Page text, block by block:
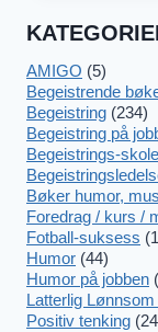
–
AMIGO (5)
Begeistrende
Begeistring (234)
Begeistring på
Begeistrings-
Bøker humor,
Foredrag / kurs /
Fotball-suksess
Humor (44)
Humor på jobben
Latterlig
Positiv tenking